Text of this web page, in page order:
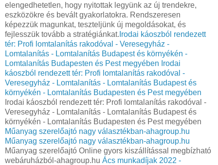
elengedhetetlen, hogy nyitottak legyünk az új trendekre,
eszközökre és bevált gyakorlatokra. Rendszeresen
képezzük magunkat, teszteljünk új megoldásokat, és
fejlesszük tovább a stratégiánkat. Irodai káoszból rendezett
tér: Profi lomtalanítás rakodóval - Veresegyház -
Lomtalanítás - Lomtalanítás Budapest és környékén -
Lomtalanítás Budapesten és Pest megyében Irodai
káoszból rendezett tér: Profi lomtalanítás rakodóval -
Veresegyház - Lomtalanítás - Lomtalanítás Budapest és
környékén - Lomtalanítás Budapesten és Pest megyében
Irodai káoszból rendezett tér: Profi lomtalanítás rakodóval -
Veresegyház - Lomtalanítás - Lomtalanítás Budapest és
környékén - Lomtalanítás Budapesten és Pest megyében
Műanyag szerelőajtó nagy választékban-ahagroup.hu
Műanyag szerelőajtó nagy választékban-ahagroup.hu
Műanyag szerelőajtó Online gyors kiszállítással megbízható
webáruházból-ahagroup.hu Ács munkadíjak 2022 -